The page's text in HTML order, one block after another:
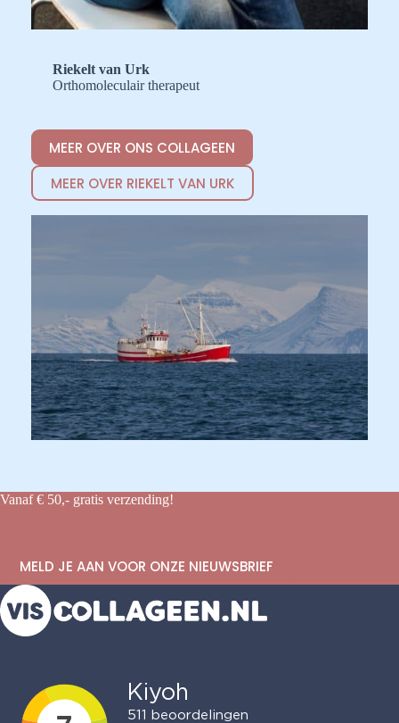
Riekelt van Urk
Orthomoleculair therapeut
MEER OVER ONS COLLAGEEN
MEER OVER RIEKELT VAN URK
Vanaf € 50,- gratis verzending!
MELD JE AAN VOOR ONZE NIEUWSBRIEF